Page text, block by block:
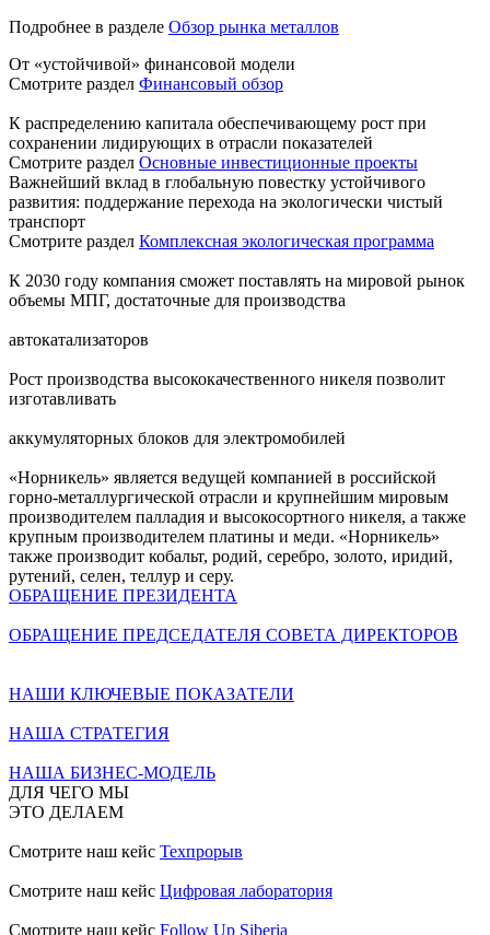
Подробнее в разделе Обзор рынка металлов
От «устойчивой» финансовой модели
Смотрите раздел Финансовый обзор
К распределению капитала обеспечивающему рост при
сохранении лидирующих в отрасли показателей
Смотрите раздел Основные инвестиционные проекты
Важнейший вклад в глобальную повестку устойчивого
развития: поддержание перехода на экологически чистый
транспорт
Смотрите раздел Комплексная экологическая программа
К 2030 году компания сможет поставлять на мировой рынок
объемы МПГ, достаточные для производства
автокатализаторов
Рост производства высококачественного никеля позволит
изготавливать
аккумуляторных блоков для электромобилей
«Норникель» является ведущей компанией в российской
горно-металлургической отрасли и крупнейшим мировым
производителем палладия и высокосортного никеля, а также
крупным производителем платины и меди. «Норникель»
также производит кобальт, родий, серебро, золото, иридий,
рутений, селен, теллур и серу.
ОБРАЩЕНИЕ ПРЕЗИДЕНТА
ОБРАЩЕНИЕ ПРЕДСЕДАТЕЛЯ СОВЕТА ДИРЕКТОРОВ
НАШИ КЛЮЧЕВЫЕ ПОКАЗАТЕЛИ
НАША СТРАТЕГИЯ
НАША БИЗНЕС-МОДЕЛЬ
ДЛЯ ЧЕГО МЫ
ЭТО ДЕЛАЕМ
Смотрите наш кейс Техпрорыв
Смотрите наш кейс Цифровая лаборатория
Смотрите наш кейс Follow Up Siberia